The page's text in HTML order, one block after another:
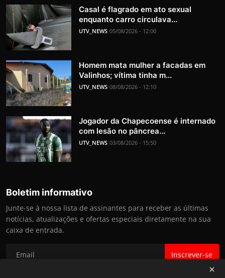
Casal é flagrado em ato sexual
enquanto carro circulava...
UTV_NEWS 05/08/2026 - 12:00
Homem mata mulher a facadas em
Valinhos; vítima tinha m...
UTV_NEWS 08/08/2026 - 12:10
Jogador da Chapecoense é internado
com lesão no pâncrea...
UTV_NEWS 03/08/2026 - 15:50
Boletim informativo
Junte-se à nossa lista de assinantes para receber as últimas
notícias, atualizações e ofertas especiais diretamente na sua
caixa de entrada.
Inscrever-se